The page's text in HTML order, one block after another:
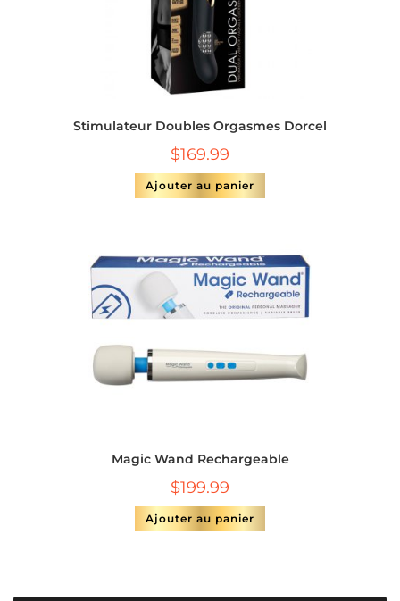
Stimulateur Doubles Orgasmes Dorcel
$169.99
Ajouter au panier
Magic Wand Rechargeable
$199.99
Ajouter au panier